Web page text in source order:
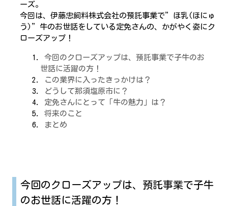
ーズ。
今回は、伊藤忠飼料株式会社の預託事業で”ほ乳(ほにゅ
う)”牛のお世話をしている定免さんの、かがやく姿にク
ローズアップ！
今回のクローズアップは、預託事業で子牛のお
世話に活躍の方！
この業界に入ったきっかけは？
どうして那須塩原市に？
定免さんにとって「牛の魅力」は？
将来のこと
まとめ
今回のクローズアップは、預託事業で子牛
のお世話に活躍の方！